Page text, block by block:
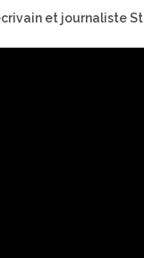
et journaliste